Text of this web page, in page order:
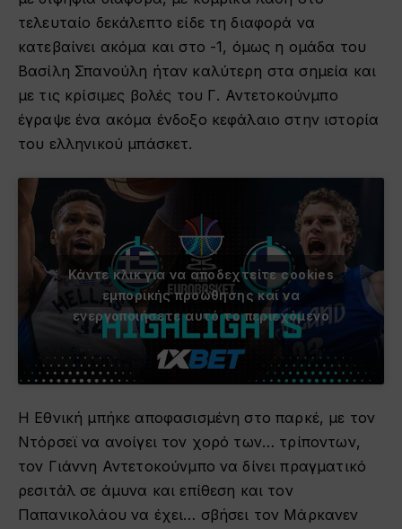
τελευταίο δεκάλεπτο είδε τη διαφορά να
κατεβαίνει ακόμα και στο -1, όμως η ομάδα του
Βασίλη Σπανούλη ήταν καλύτερη στα σημεία και
με τις κρίσιμες βολές του Γ. Αντετοκούνμπο
έγραψε ένα ακόμα ένδοξο κεφάλαιο στην ιστορία
του ελληνικού μπάσκετ.
Κάντε κλικ για να αποδεχτείτε cookies
εμπορικής προώθησης και να
ενεργοποιήσετε αυτό το περιεχόμενο
Η Εθνική μπήκε αποφασισμένη στο παρκέ, με τον
Ντόρσεϊ να ανοίγει τον χορό των… τρίποντων,
τον Γιάννη Αντετοκούνμπο να δίνει πραγματικό
ρεσιτάλ σε άμυνα και επίθεση και τον
Παπανικολάου να έχει… σβήσει τον Μάρκανεν